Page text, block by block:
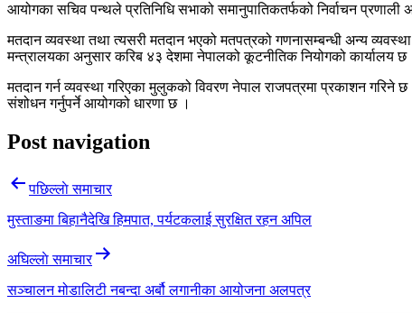
आयोगका सचिव पन्थले प्रतिनिधि सभाको समानुपातिकतर्फको निर्वाचन प्रणाली
मतदान व्यवस्था तथा त्यसरी मतदान भएको मतपत्रको गणनासम्बन्धी अन्य
मन्त्रालयका अनुसार करिब ४३ देशमा नेपालको कूटनीतिक नियोगको कार्यालय छ
मतदान गर्न व्यवस्था गरिएका मुलुकको विवरण नेपाल राजपत्रमा प्रकाशन गरिने
संशोधन गर्नुपर्ने आयोगको धारणा छ ।
Post navigation
पछिल्लाे समाचार
मुस्ताङमा बिहानैदेखि हिमपात, पर्यटकलाई सुरक्षित रहन अपिल
अघिल्लाे समाचार
सञ्चालन मोडालिटी नबन्दा अर्बौ लगानीका आयोजना अलपत्र